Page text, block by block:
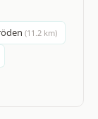
(11.2 km)